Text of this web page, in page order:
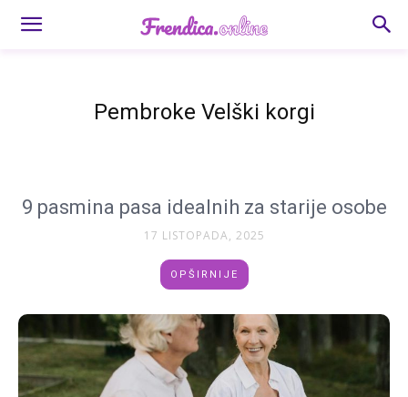
Pembroke Velški korgi
9 pasmina pasa idealnih za starije osobe
17 LISTOPADA, 2025
OPŠIRNIJE